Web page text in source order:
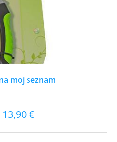
moj seznam
13,90 €